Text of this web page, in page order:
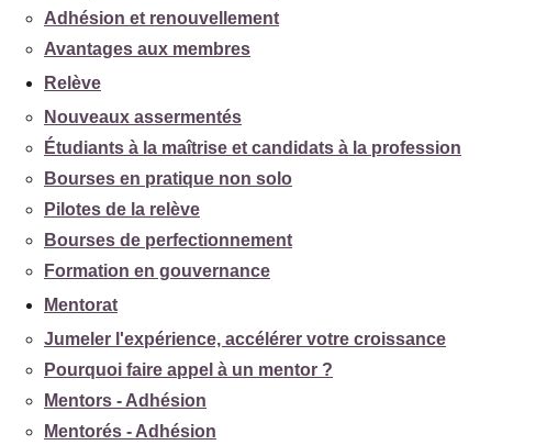
Adhésion et renouvellement
Avantages aux membres
Relève
Nouveaux assermentés
Étudiants à la maîtrise et candidats à la profession
Bourses en pratique non solo
Pilotes de la relève
Bourses de perfectionnement
Formation en gouvernance
Mentorat
Jumeler l'expérience, accélérer votre croissance
Pourquoi faire appel à un mentor ?
Mentors - Adhésion
Mentorés - Adhésion